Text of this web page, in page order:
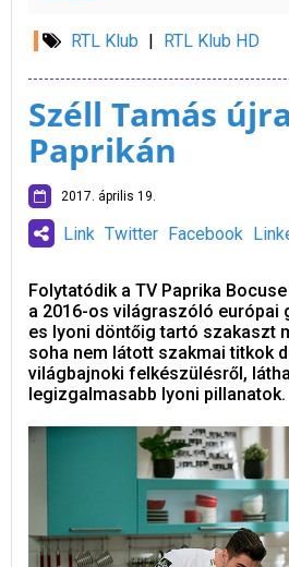
RTL Klub RTL Klub HD
Széll Tamás
Paprikán
2017. április 19.
Link Twitter Facebook
Folytatódik a TV Paprika
a 2016-os világraszóló európai
es lyoni döntőig tartó szakaszt
soha nem látott szakmai titkok
világbajnoki felkészülésről,
legizgalmasabb lyoni pillanatok.